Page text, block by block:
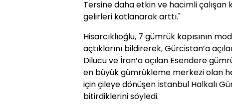
Tersine daha etkin ve hacimli
gelirleri katlanarak arttı."
Hisarcıklıoğlu, 7 gümrük kapısının
açtıklarını bildirerek, Gürcistan’a
Dilucu ve İran’a açılan Esendere
en büyük gümrükleme merkezi olan
için çileye dönüşen İstanbul Halkalı
bitirdiklerini söyledi.